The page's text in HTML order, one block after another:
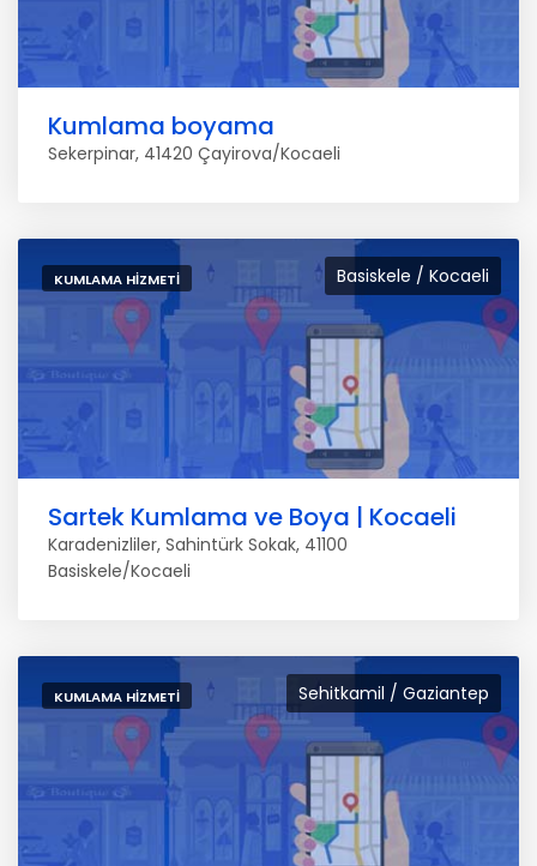
Kumlama boyama
Sekerpinar, 41420 Çayirova/Kocaeli
Basiskele / Kocaeli
KUMLAMA HIZMETI
Sartek Kumlama ve Boya | Kocaeli
Karadenizliler, Sahintürk Sokak, 41100
Basiskele/Kocaeli
Sehitkamil / Gaziantep
KUMLAMA HIZMETI